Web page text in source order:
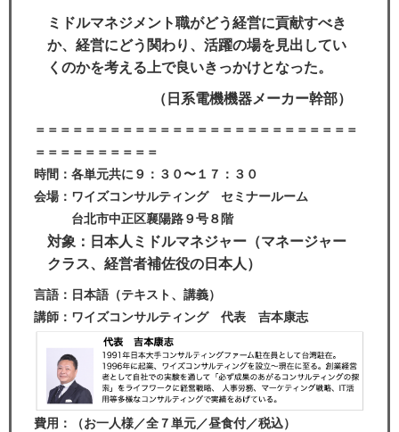
ミドルマネジメント職がどう経営に貢献すべき
か、経営にどう関わり、活躍の場を見出してい
くのかを考える上で良いきっかけとなった。
（日系電機機器メーカー幹部）
＝＝＝＝＝＝＝＝＝＝＝＝＝＝＝＝＝＝＝＝＝＝＝＝＝＝
＝＝＝＝＝＝＝＝＝＝
時間： 各単元共に９：３０〜１７：３０
会場： ワイズコンサルティング セミナールーム
台北市中正区襄陽路９号８階
対象： 日本人ミドルマネジャー（マネージャー
クラス、経営者補佐役の日本人）
言語： 日本語（テキスト、講義）
講師： ワイズコンサルティング 代表 吉本康志
費用：
（お一人様／全７単元／昼食付／税込）